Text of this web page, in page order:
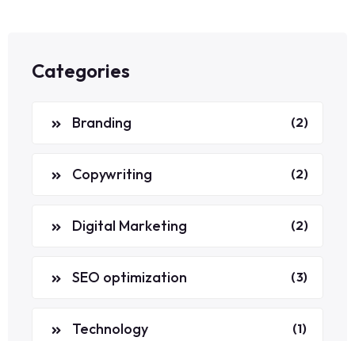
Categories
Branding (2)
Copywriting (2)
Digital Marketing (2)
SEO optimization (3)
Technology (1)